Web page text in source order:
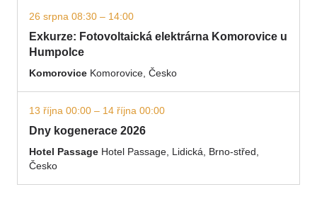
26 srpna 08:30 – 14:00
Exkurze: Fotovoltaická elektrárna Komorovice u
Humpolce
Komorovice Komorovice, Česko
13 října 00:00 – 14 října 00:00
Dny kogenerace 2026
Hotel Passage Hotel Passage, Lidická, Brno-střed,
Česko